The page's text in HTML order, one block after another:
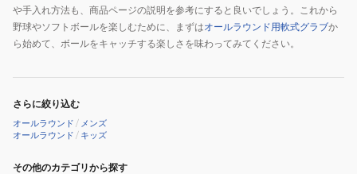
や手入れ方法も、商品ページの説明を参考にすると良いでしょう。これから
野球やソフトボールを楽しむために、まずはオールラウンド用軟式グラブか
ら始めて、ボールをキャッチする楽しさを味わってみてください。
さらに絞り込む
オールラウンド / メンズ
オールラウンド / キッズ
その他のカテゴリから探す